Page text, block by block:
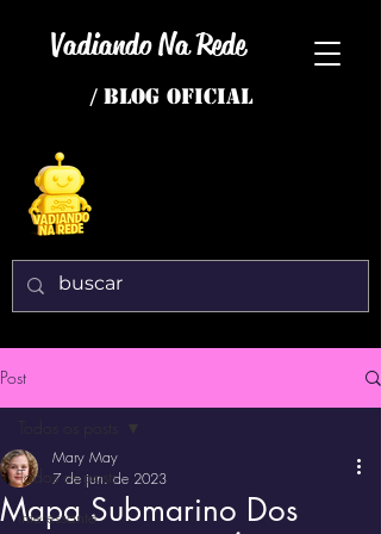
Vadiando Na Rede
/ BLOG OFICIAL
Post
Todos os posts
interessante
Mapa Submarino Dos
Mary May
7 de jun. de 2023